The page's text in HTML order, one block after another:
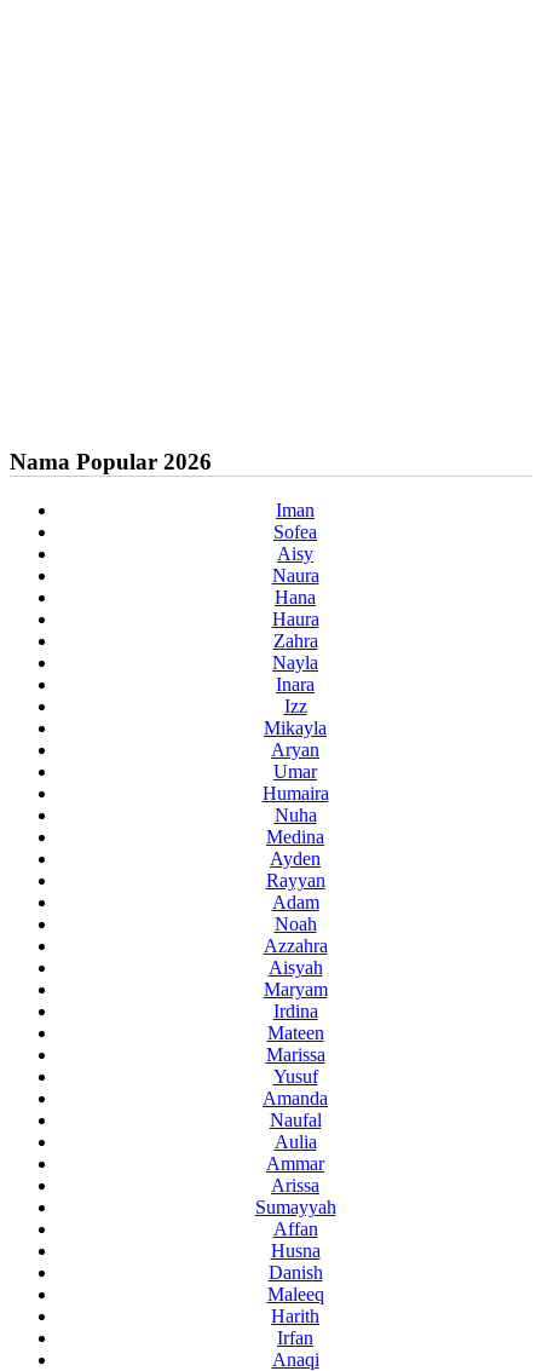
Nama Popular 2026
Iman
Sofea
Aisy
Naura
Hana
Haura
Zahra
Nayla
Inara
Izz
Mikayla
Aryan
Umar
Humaira
Nuha
Medina
Ayden
Rayyan
Adam
Noah
Azzahra
Aisyah
Maryam
Irdina
Mateen
Marissa
Yusuf
Amanda
Naufal
Aulia
Ammar
Arissa
Sumayyah
Affan
Husna
Danish
Maleeq
Harith
Irfan
Anaqi